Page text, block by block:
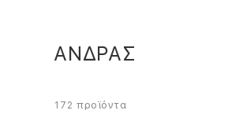
ΑΝΔΡΑΣ
172 προϊόντα